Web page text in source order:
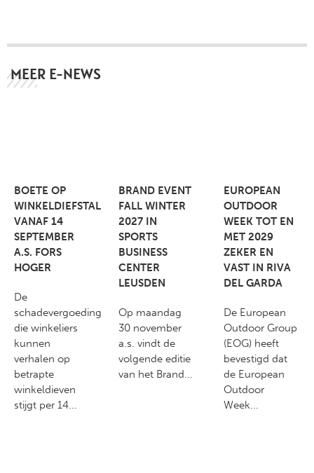
MEER E-NEWS
BOETE OP
WINKELDIEFSTAL
VANAF 14
SEPTEMBER
A.S. FORS
HOGER
De
schadevergoeding
die winkeliers
kunnen
verhalen op
betrapte
winkeldieven
stijgt per 14...
BRAND EVENT
FALL WINTER
2027 IN
SPORTS
BUSINESS
CENTER
LEUSDEN
Op maandag
30 november
a.s. vindt de
volgende editie
van het Brand...
EUROPEAN
OUTDOOR
WEEK TOT EN
MET 2029
ZEKER EN
VAST IN RIVA
DEL GARDA
De European
Outdoor Group
(EOG) heeft
bevestigd dat
de European
Outdoor
Week...